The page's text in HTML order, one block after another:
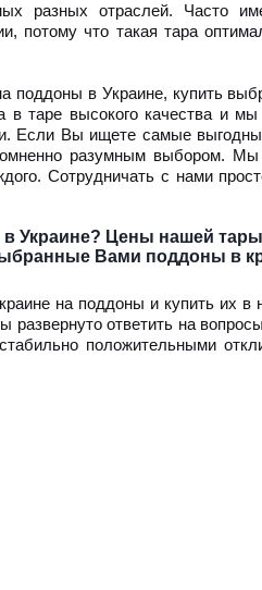
разных отраслей. Часто
потому что такая тара
поддоны в Украине, купить
в таре высокого качества и
Если Вы ищете самые
разумным выбором.
Сотрудничать с нами
Украине? Цены нашей
Вами поддоны в
на поддоны и купить их
ответить на
положительными